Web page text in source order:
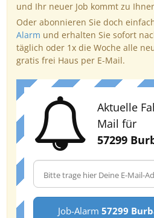
und Ihr neuer Job kommt zu
Oder abonnieren Sie doch
Alarm und erhalten Sie sofort
täglich oder 1x die Woche alle
gratis frei Haus per E-Mail.
Aktuelle
Mail für
57299
Job-Alarm 57299